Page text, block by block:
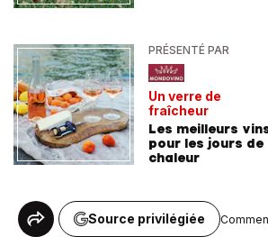
PRÉSENTÉ PAR
Un verre de
fraîcheur
Les meilleurs
pour les jours de
chaleur
Source privilégiée